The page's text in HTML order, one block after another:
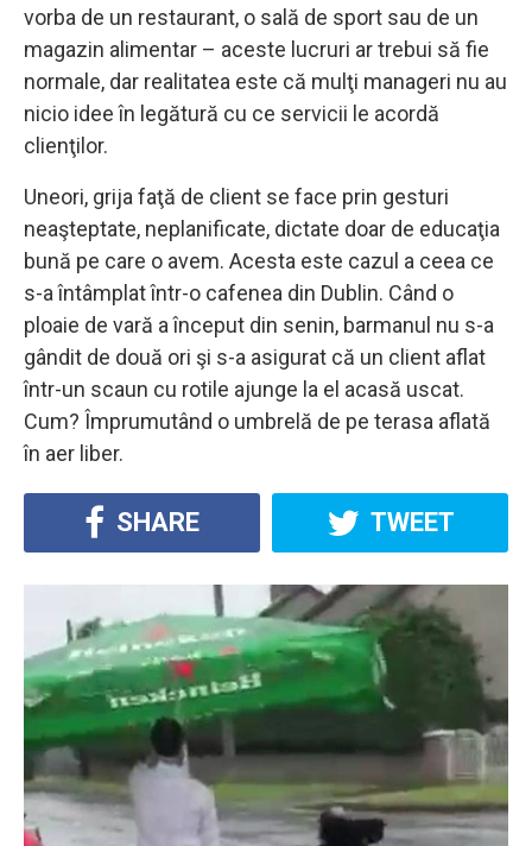
vorba de un restaurant, o sală de sport sau de un
magazin alimentar – aceste lucruri ar trebui să fie
normale, dar realitatea este că mulţi manageri nu au
nicio idee în legătură cu ce servicii le acordă
clienţilor.
Uneori, grija faţă de client se face prin gesturi
neaşteptate, neplanificate, dictate doar de educaţia
bună pe care o avem. Acesta este cazul a ceea ce
s-a întâmplat într-o cafenea din Dublin. Când o
ploaie de vară a început din senin, barmanul nu s-a
gândit de două ori şi s-a asigurat că un client aflat
într-un scaun cu rotile ajunge la el acasă uscat.
Cum? Împrumutând o umbrelă de pe terasa aflată
în aer liber.
SHARE TWEET